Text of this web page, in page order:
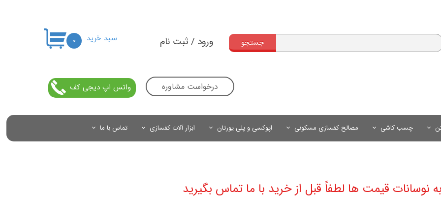
ورود / ثبت نام
تغییر گذر واژه
سفارشات
خروج از حساب کاربری
جستجو
چسب کاشی مصالح کفسازی مسکونی اپوکسی و پلی یورتان ابزار آلات کفسازی تماس با ما
۰ سبد خرید
درخواست مشاوره واتس اپ دیجی کف
نوسانات قیمت ها لطفاً قبل از خرید با ما تماس بگیرید